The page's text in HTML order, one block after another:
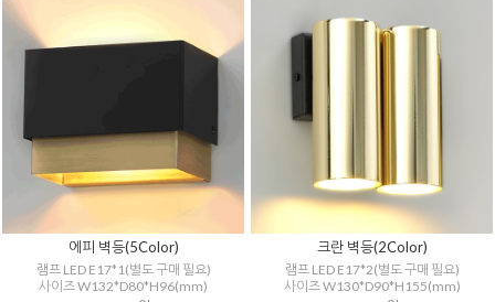
에피 벽등(5Color)
램프 LED E17*1(별도 구매 필요)
사이즈 W132*D80*H96(mm)
크란 벽등(2Color)
램프 LED E17*2(별도 구매 필요)
사이즈 W130*D90*H155(mm)